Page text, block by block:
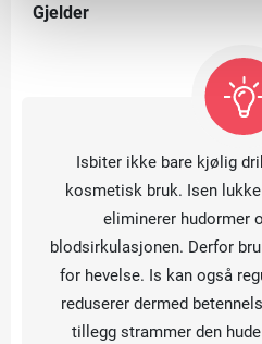
Gjelder
Isbiter ikke bare kjølig
kosmetisk bruk. Isen
eliminerer hudormer
blodsirkulasjonen. Derfor
for hevelse. Is kan også
reduserer dermed
tillegg strammer den